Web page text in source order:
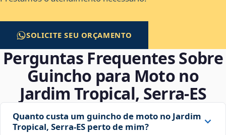
SOLICITE SEU ORÇAMENTO
Perguntas Frequentes Sobre
Guincho para Moto no
Jardim Tropical, Serra‑ES
Quanto custa um guincho de moto no Jardim
Tropical, Serra‑ES perto de mim?